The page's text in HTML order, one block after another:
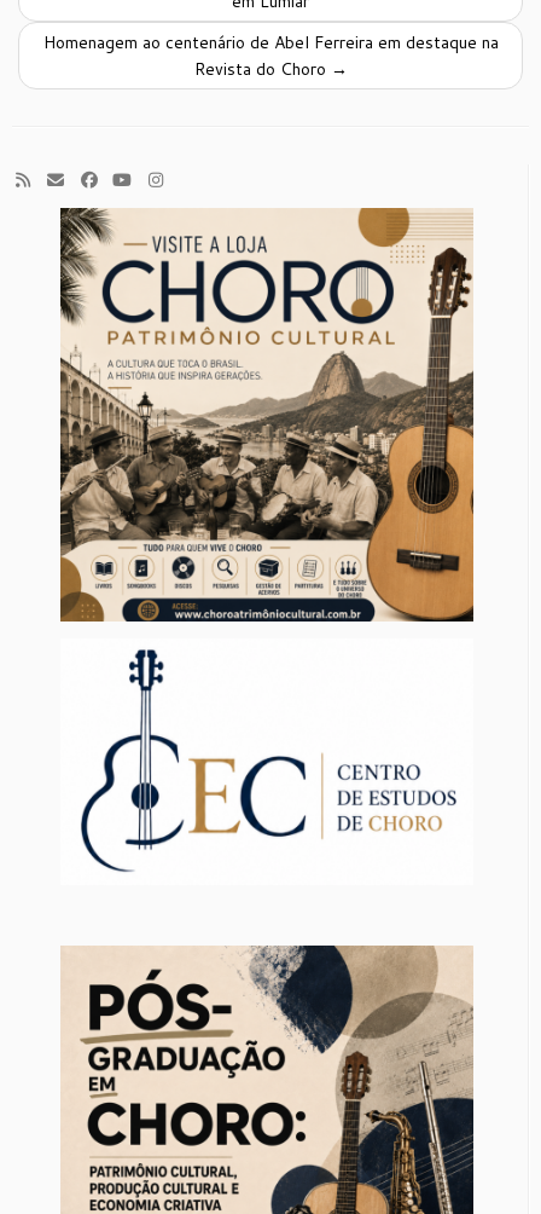
Homenagem ao centenário de Abel Ferreira em destaque na
Revista do Choro →